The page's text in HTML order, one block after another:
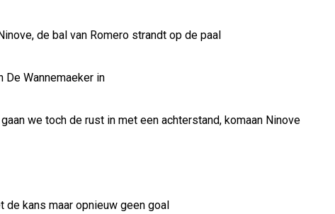
de bal van Romero strandt op de paal
De Wannemaeker in
we toch de rust in met een achterstand, komaan Ninove
de kans maar opnieuw geen goal